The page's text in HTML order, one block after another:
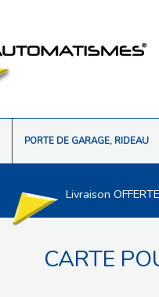
PORTE DE GARAGE, RIDEAU
Livraison
CARTE